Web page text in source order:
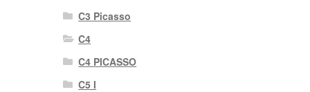
C3 Picasso
C4
C4 PICASSO
C5 I